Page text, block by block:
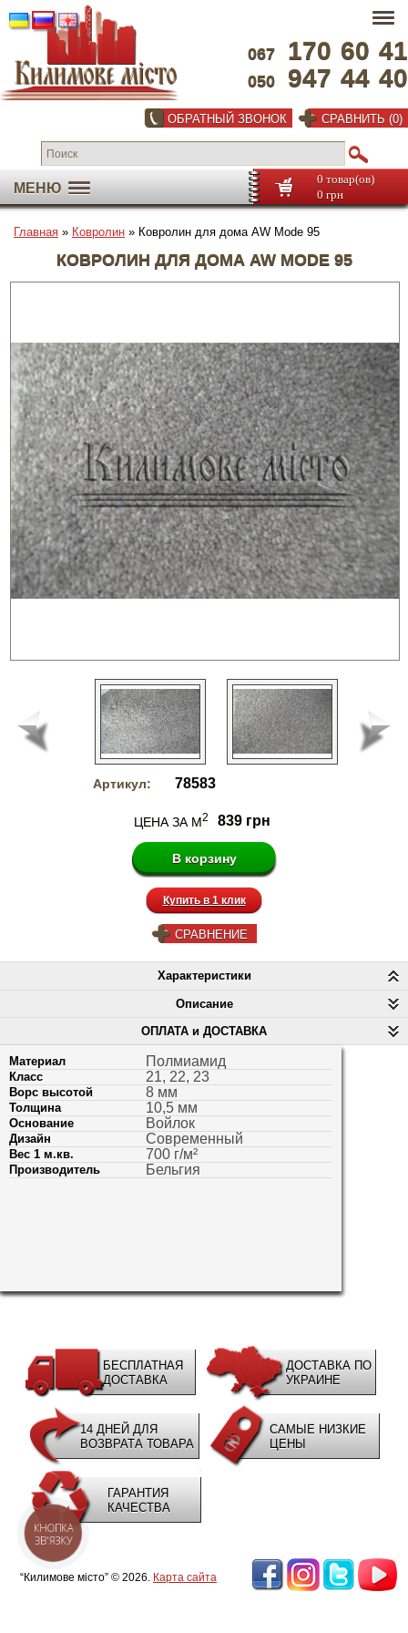
067 170 60 41
050 947 44 40
ОБРАТНЫЙ ЗВОНОК СРАВНИТЬ (0)
МЕНЮ
0 товар(ов)
0 грн
Главная » Ковролин » Ковролин для дома AW Mode 95
КОВРОЛИН ДЛЯ ДОМА AW MODE 95
Артикул: 78583
ЦЕНА ЗА М2 839 грн
Купить в 1 клик
СРАВНЕНИЕ
Характеристики
Описание
ОПЛАТА и ДОСТАВКА
Материал Полмиамид
Класс 21, 22, 23
Ворс высотой 8 мм
Толщина 10,5 мм
Основание Войлок
Дизайн Современный
Вес 1 м.кв. 700 г/м²
Производитель Бельгия
БЕСПЛАТНАЯ
ДОСТАВКА
ДОСТАВКА ПО
УКРАИНЕ
14 ДНЕЙ ДЛЯ
ВОЗВРАТА ТОВАРА
САМЫЕ НИЗКИЕ
ЦЕНЫ
ГАРАНТИЯ
КАЧЕСТВА
“Килимове місто” © 2026. Карта сайта
КНОПКА
ЗВ'ЯЗКУ